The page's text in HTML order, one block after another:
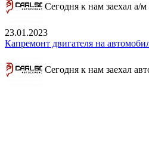
Сегодня к нам заехал а/
23.01.2023
Капремонт двигателя на
Сегодня к нам заехал